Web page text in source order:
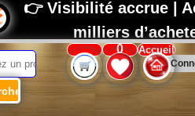
👉 Visibilité accrue |
milliers
0 Accueil